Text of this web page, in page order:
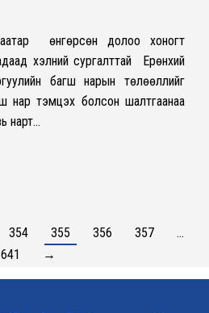
өнгөрсөн долоо хоногт
хэлний сургалттай Ерөнхий
багш нарын төлөөллийг
нар тэмцэх болсон шалтгаанаа
нарт…
354 355 356 357
…
641
→